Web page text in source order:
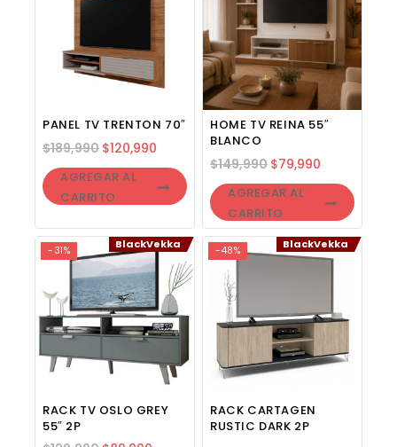
PANEL TV TRENTON 70″
$189,990 $120,990
AGREGAR AL
CARRITO
HOME TV REINA 55″
BLANCO
$149,990 $79,990
AGREGAR AL
CARRITO
-31% BlackVekka
RACK TV OSLO GREY
55″ 2P
-48% BlackVekka
RACK CARTAGEN
RUSTIC DARK 2P